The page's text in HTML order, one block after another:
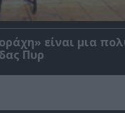
είναι μια
Πυρ